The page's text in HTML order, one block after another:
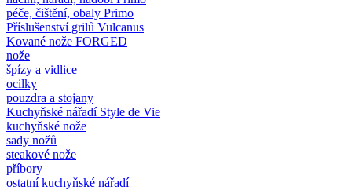
péče, čištění, obaly Primo
Příslušenství grilů Vulcanus
Kované nože FORGED
nože
špízy a vidlice
ocilky
pouzdra a stojany
Kuchyňské nářadí Style de Vie
kuchyňské nože
sady nožů
steakové nože
příbory
ostatní kuchyňské nářadí